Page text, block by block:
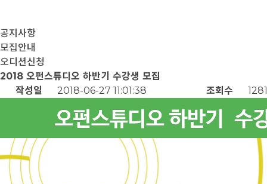
공지사항
모집안내
오디션신청
2018 오펀스튜디오 하반기 수강생 모집
작성일
2018-06-27 11:01:38 조회수